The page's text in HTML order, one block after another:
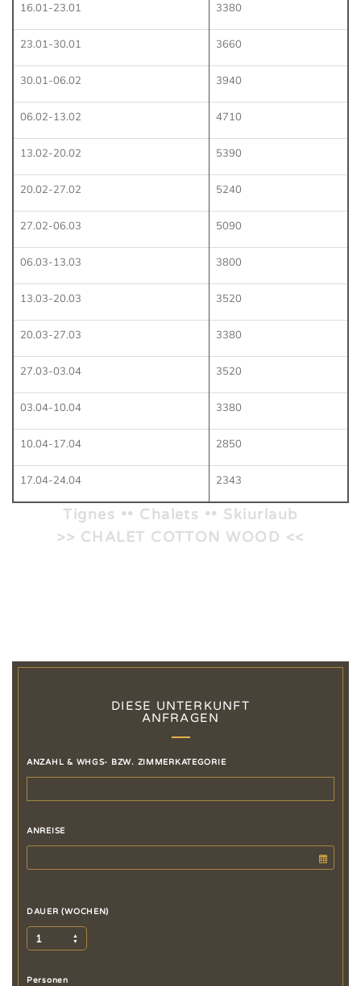
16.01-23.01 3380
23.01-30.01 3660
30.01-06.02 3940
06.02-13.02 4710
13.02-20.02 5390
20.02-27.02 5240
27.02-06.03 5090
06.03-13.03 3800
13.03-20.03 3520
20.03-27.03 3380
27.03-03.04 3520
03.04-10.04 3380
10.04-17.04 2850
17.04-24.04 2343
Tignes •• Chalets •• Skiurlaub
>> CHALET COTTON WOOD <<
DIESE UNTERKUNFT
ANFRAGEN
ANZAHL & WHGS- BZW. ZIMMERKATEGORIE
ANREISE
DAUER (WOCHEN)
1
Personen